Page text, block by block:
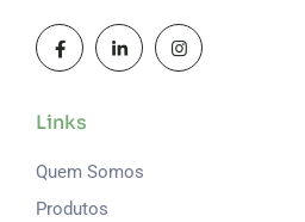
Links
Quem Somos
Produtos